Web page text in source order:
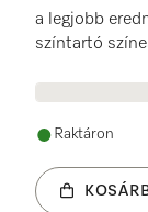
a legjobb
színtartó
Raktáron